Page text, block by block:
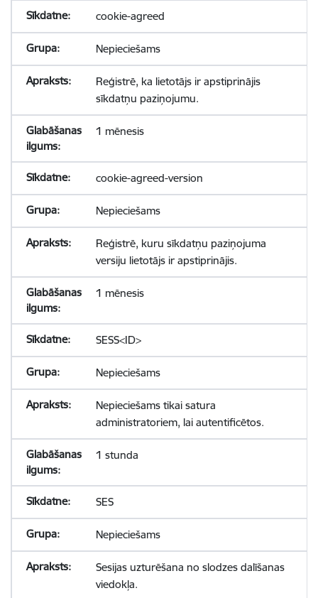
cookie-agreed
Nepieciešams
Reģistrē, ka lietotājs ir apstiprinājis
sīkdatņu paziņojumu.
1 mēnesis
cookie-agreed-version
Nepieciešams
Reģistrē, kuru sīkdatņu paziņojuma
versiju lietotājs ir apstiprinājis.
1 mēnesis
SESS<ID>
Nepieciešams
Nepieciešams tikai satura
administratoriem, lai autentificētos.
1 stunda
SES
Nepieciešams
Sesijas uzturēšana no slodzes dalīšanas
viedokļa.